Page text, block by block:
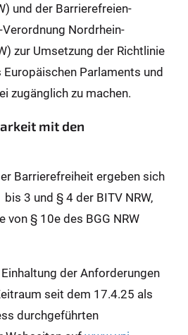
und der Barrierefreien-
Nordrhein-
zur Umsetzung der Richtlinie
Parlaments und
zugänglich zu machen.
mit den
Barrierefreiheit ergeben sich
3 und § 4 der BITV NRW,
von § 10e des BGG NRW
der Anforderungen
seit dem 17.4.25 als
durchgeführten